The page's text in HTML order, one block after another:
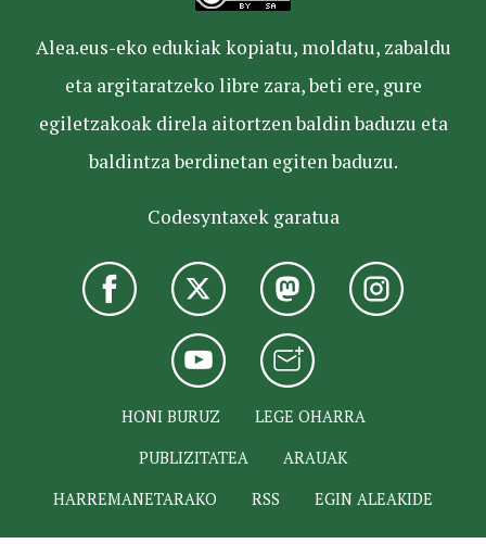
Alea.eus-eko edukiak kopiatu, moldatu, zabaldu
eta argitaratzeko libre zara, beti ere, gure
egiletzakoak direla aitortzen baldin baduzu eta
baldintza berdinetan egiten baduzu.
Codesyntaxek garatua
HONI BURUZ
LEGE OHARRA
PUBLIZITATEA
ARAUAK
HARREMANETARAKO
RSS EGIN ALEAKIDE